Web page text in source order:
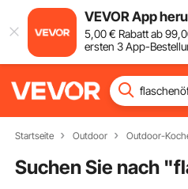
VEVOR App
5,00€ Rabatt ab99
ersten 3 App-
Startseite Outdoor Outdoor-
Suchen Sie nach "